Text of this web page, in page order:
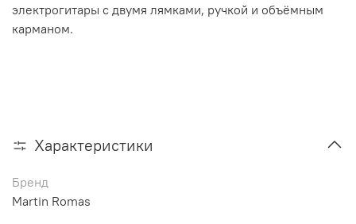
электрогитары с двумя лямками, ручкой и объёмным
карманом.
Характеристики
Бренд
Martin Romas